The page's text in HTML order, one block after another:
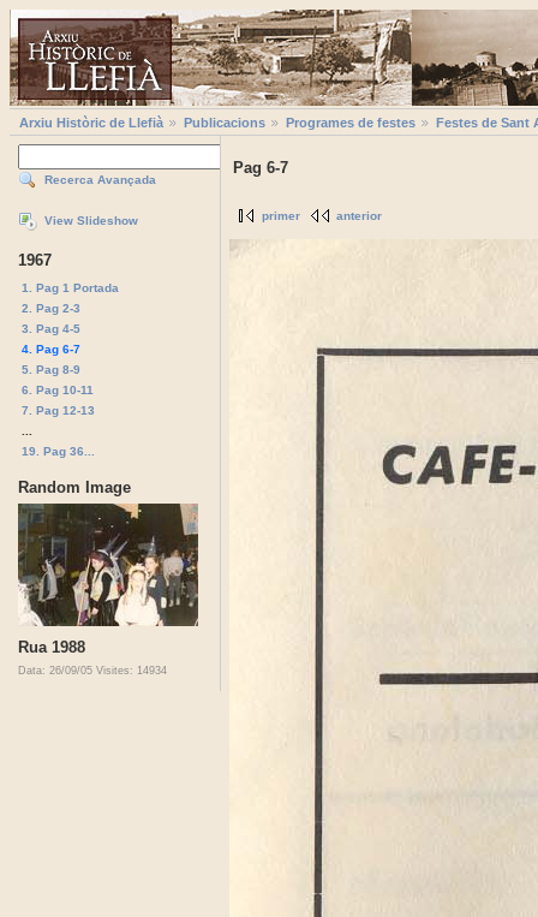
Arxiu Històric de Llefià Publicacions Programes de festes Festes de Sant
Recerca Avançada
View Slideshow
1967
1. Pag 1 Portada
2. Pag 2-3
3. Pag 4-5
4. Pag 6-7
5. Pag 8-9
6. Pag 10-11
7. Pag 12-13
19. Pag 36...
Random Image
Rua 1988
Data: 26/09/05 Visites: 14934
Pag 6-7
primer anterior